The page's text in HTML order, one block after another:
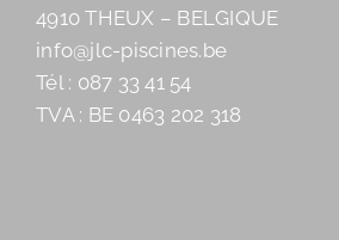
4910 THEUX – BELGIQUE
info@jlc-piscines.be
Tél : 087 33 41 54
TVA : BE 0463 202 318